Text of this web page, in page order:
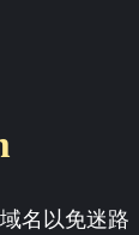
名以免迷路